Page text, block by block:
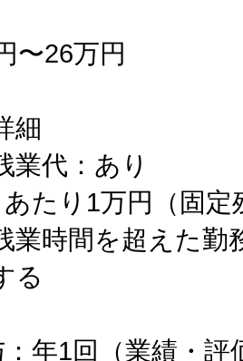
〜26万円
細
業代：あり
たり1万円（固
業時間を超えた勤
る
年1回（業績・評